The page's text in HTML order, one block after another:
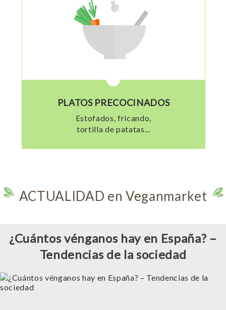
PLATOS PRECOCINADOS
Estofados, fricando,
tortilla de patatas...
ACTUALIDAD en Veganmarket
¿Cuántos vénganos hay en España? –
Tendencias de la sociedad